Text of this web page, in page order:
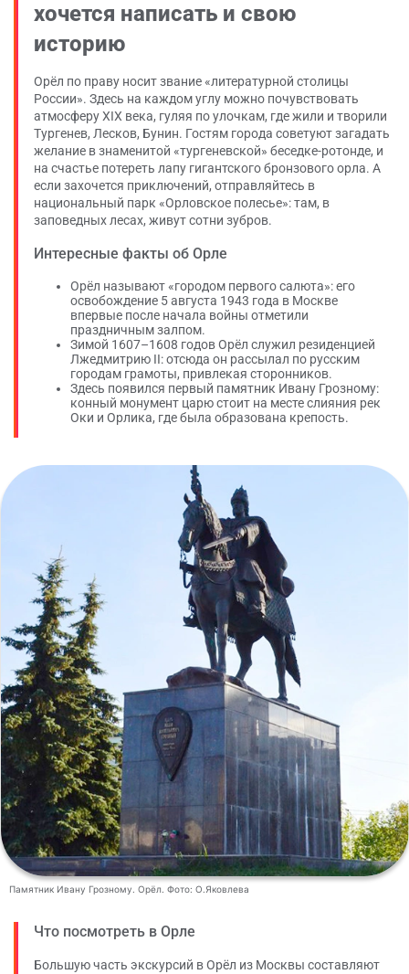
хочется написать и свою
историю
Орёл по праву носит звание «литературной столицы
России». Здесь на каждом углу можно почувствовать
атмосферу XIX века, гуляя по улочкам, где жили и творили
Тургенев, Лесков, Бунин. Гостям города советуют загадать
желание в знаменитой «тургеневской» беседке-ротонде, и
на счастье потереть лапу гигантского бронзового орла. А
если захочется приключений, отправляйтесь в
национальный парк «Орловское полесье»: там, в
заповедных лесах, живут сотни зубров.
Интересные факты об Орле
Орёл называют «городом первого салюта»: его
освобождение 5 августа 1943 года в Москве
впервые после начала войны отметили
праздничным залпом.
Зимой 1607–1608 годов Орёл служил резиденцией
Лжедмитрию II: отсюда он рассылал по русским
городам грамоты, привлекая сторонников.
Здесь появился первый памятник Ивану Грозному:
конный монумент царю стоит на месте слияния рек
Оки и Орлика, где была образована крепость.
Памятник Ивану Грозному. Орёл. Фото: О.Яковлева
Что посмотреть в Орле
Большую часть экскурсий в Орёл из Москвы составляют